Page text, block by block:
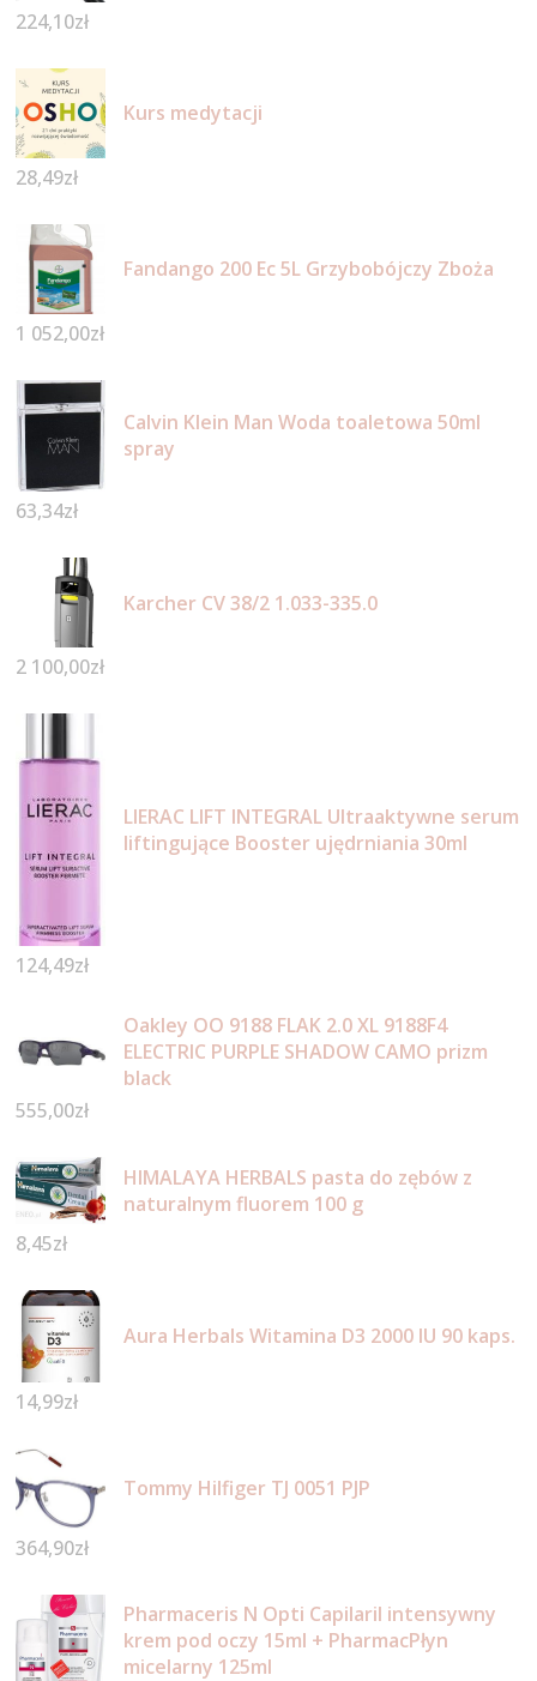
224,10zł
Kurs medytacji
28,49zł
Fandango 200 Ec 5L Grzybobójczy Zboża
1 052,00zł
Calvin Klein Man Woda toaletowa 50ml
spray
63,34zł
Karcher CV 38/2 1.033-335.0
2 100,00zł
LIERAC LIFT INTEGRAL Ultraaktywne serum
liftingujące Booster ujędrniania 30ml
124,49zł
Oakley OO 9188 FLAK 2.0 XL 9188F4
ELECTRIC PURPLE SHADOW CAMO prizm
black
555,00zł
HIMALAYA HERBALS pasta do zębów z
naturalnym fluorem 100 g
8,45zł
Aura Herbals Witamina D3 2000 IU 90 kaps.
14,99zł
Tommy Hilfiger TJ 0051 PJP
364,90zł
Pharmaceris N Opti Capilaril intensywny
krem pod oczy 15ml + PharmacPłyn
micelarny 125ml